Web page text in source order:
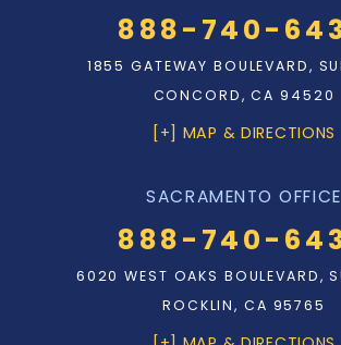
888-740-
1855 GATEWAY BOULEVARD,
CONCORD, CA 94520
[+] MAP & DIRECTIONS
SACRAMENTO OFFICE
888-740-
6020 WEST OAKS BOULEVARD,
ROCKLIN, CA 95765